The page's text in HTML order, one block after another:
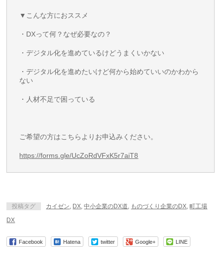
▼こんな方におススメ
・DXって何？なぜ必要なの？
・デジタル化を進めているけどうまくいかない
・デジタル化を進めたいけど何から始めていいのかわから
ない
・人材不足で困っている
ご希望の方はこちらよりお申込みください。
https://forms.gle/UcZoRdVFxK5r7aiT8
投稿タグ カイゼン DX ,中小企業のDX道 ものづくり企業のDX ,町工場
DX
Facebook Hatena twitter Google+ LINE